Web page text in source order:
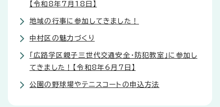
【令和8年7月18日】
地域の行事に参加してきました！
中村区の魅力づくり
「広路学区親子三世代交通安全・防犯教室」に参加し
てきました！【令和8年6月7日】
公園の野球場やテニスコートの申込方法